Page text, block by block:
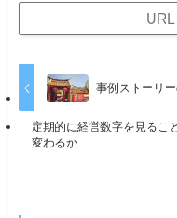
事例ストーリ
定期的に経営数字を見るこ
変わるか